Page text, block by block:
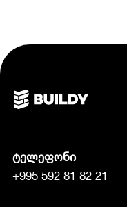
ტელეფონი
+995 592 81 82 21